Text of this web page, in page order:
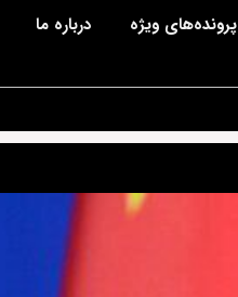
پرونده‌های ویژه درباره ما